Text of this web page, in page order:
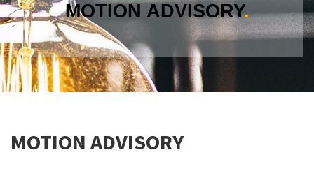
MOTION ADVISORY.
MOTION ADVISORY